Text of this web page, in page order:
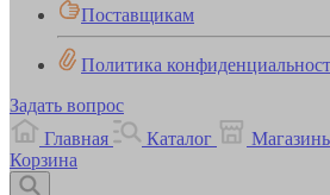
Поставщикам
Политика
Задать вопрос
Главная
Каталог
Корзина